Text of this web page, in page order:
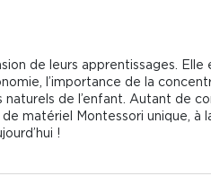
de leurs apprentissages. Elle
l’importance de la
de l’enfant. Autant de
matériel Montessori unique,
!